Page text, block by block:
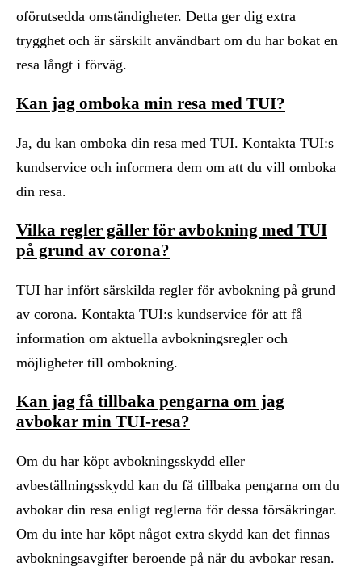
oförutsedda omständigheter. Detta ger dig extra
trygghet och är särskilt användbart om du har bokat en
resa långt i förväg.
Kan jag omboka min resa med TUI?
Ja, du kan omboka din resa med TUI. Kontakta TUI:s
kundservice och informera dem om att du vill omboka
din resa.
Vilka regler gäller för avbokning med TUI
på grund av corona?
TUI har infört särskilda regler för avbokning på grund
av corona. Kontakta TUI:s kundservice för att få
information om aktuella avbokningsregler och
möjligheter till ombokning.
Kan jag få tillbaka pengarna om jag
avbokar min TUI-resa?
Om du har köpt avbokningsskydd eller
avbeställningsskydd kan du få tillbaka pengarna om du
avbokar din resa enligt reglerna för dessa försäkringar.
Om du inte har köpt något extra skydd kan det finnas
avbokningsavgifter beroende på när du avbokar resan.